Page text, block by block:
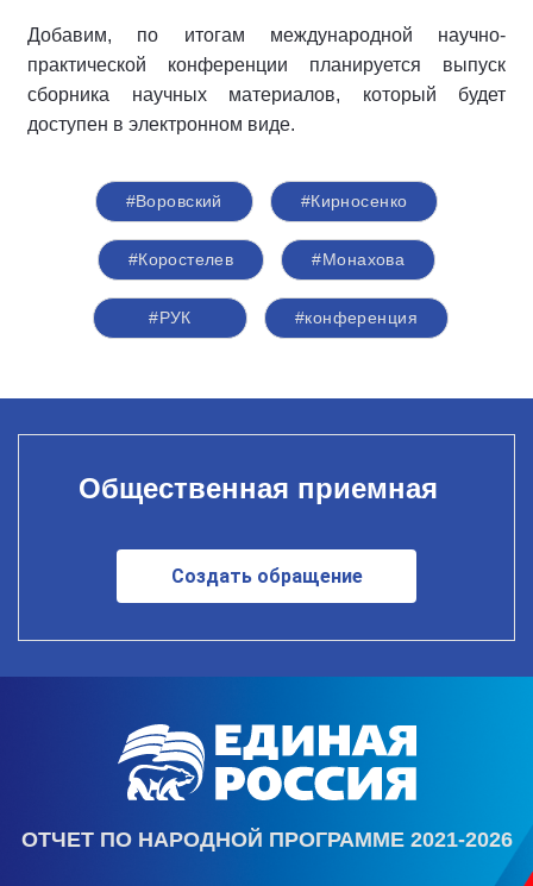
Добавим, по итогам международной научно-
практической конференции планируется выпуск
сборника научных материалов, который будет
доступен в электронном виде.
#Воровский #Кирносенко
#Коростелев #Монахова
#РУК #конференция
Общественная приемная
Создать обращение
ОТЧЕТ ПО НАРОДНОЙ ПРОГРАММЕ 2021-2026